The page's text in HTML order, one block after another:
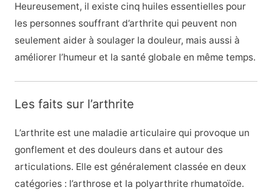
Heureusement, il existe cinq huiles essentielles pour
les personnes souffrant d’arthrite qui peuvent non
seulement aider à soulager la douleur, mais aussi à
améliorer l’humeur et la santé globale en même temps.
Les faits sur l’arthrite
L’arthrite est une maladie articulaire qui provoque un
gonflement et des douleurs dans et autour des
articulations. Elle est généralement classée en deux
catégories : l’arthrose et la polyarthrite rhumatoïde.